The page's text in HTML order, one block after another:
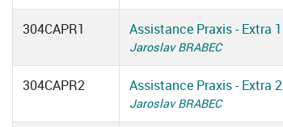
304CAPR1 Assistance Praxis - Extra 1
Jaroslav BRABEC
304CAPR2 Assistance Praxis - Extra 2
Jaroslav BRABEC